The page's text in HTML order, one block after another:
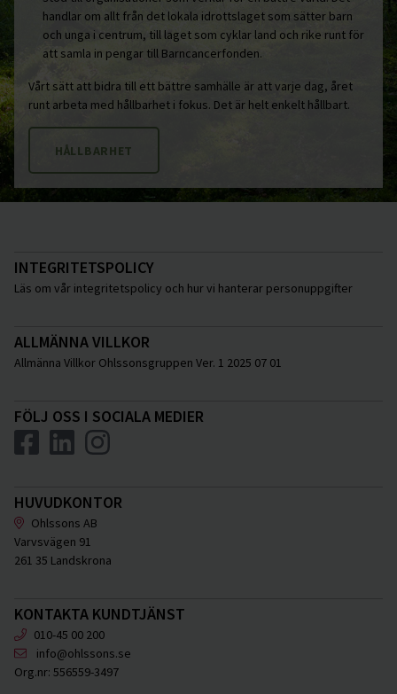
handlar om allt från det lokala idrottslaget som sätter barn
och unga i centrum, till laget som cyklar land och rike runt för
att samla in pengar till Barncancerfonden.
Vårt sätt att bidra till ett bättre samhälle är att varje dag, året
runt arbeta med hållbarhet i fokus. Det är helt enkelt hållbart.
HÅLLBARHET
INTEGRITETSPOLICY
Läs om vår integritetspolicy och hur vi hanterar personuppgifter
ALLMÄNNA VILLKOR
Allmänna Villkor Ohlssonsgruppen Ver. 1 2025 07 01
FÖLJ OSS I SOCIALA MEDIER
HUVUDKONTOR
Ohlssons AB
Varvsvägen 91
261 35 Landskrona
KONTAKTA KUNDTJÄNST
010-45 00 200
info@ohlssons.se
Org.nr: 556559-3497